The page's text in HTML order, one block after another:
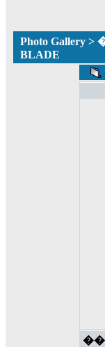
Photo Gallery >
BLADE